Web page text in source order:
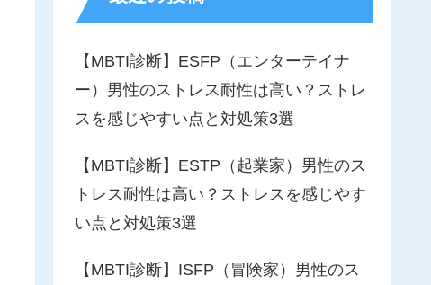
【MBTI診断】ESFP（エンターテイナ
ー）男性のストレス耐性は高い？ストレ
スを感じやすい点と対処策3選
【MBTI診断】ESTP（起業家）男性のス
トレス耐性は高い？ストレスを感じやす
い点と対処策3選
【MBTI診断】ISFP（冒険家）男性のス